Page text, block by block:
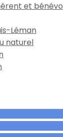
et
Léman
naturel